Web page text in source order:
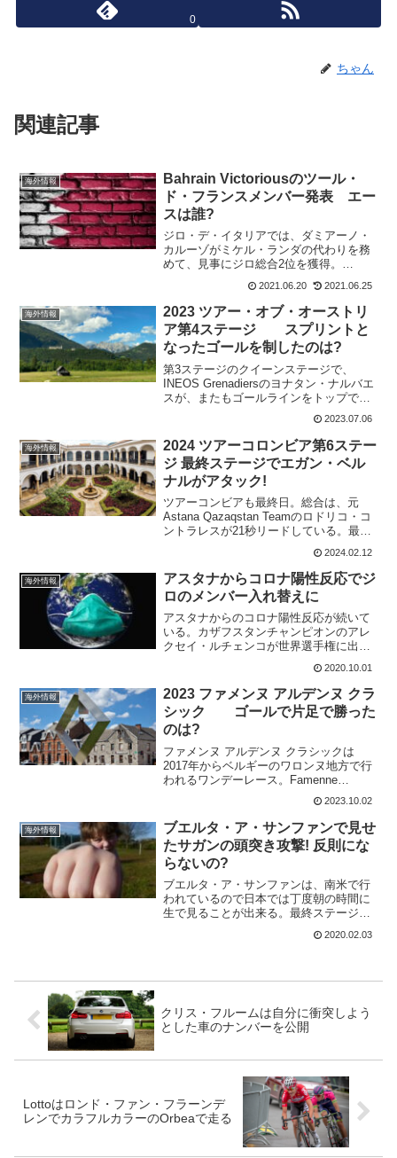
0
ちゃん
関連記事
海外情報
Bahrain Victoriousのツール・
ド・フランスメンバー発表 エー
スは誰?
ジロ・デ・イタリアでは、ダミアーノ・
カルーゾがミケル・ランダの代わりを務
めて、見事にジロ総合2位を獲得。
Bahrain Victoriousは、続くツール・ド・
フランスでも旋風を巻き起こせるか?
Bahrain Victoriousのツール・...
2021.06.20 2021.06.25
海外情報
2023 ツアー・オブ・オーストリ
ア第4ステージ スプリントと
なったゴールを制したのは?
第3ステージのクイーンステージで、
INEOS Grenadiersのヨナタン・ナルバエ
スが、またもゴールラインをトップで駆
け抜けて総合での勝利に近づいた。普段
はアシストだけど、これだけの力を秘め
ているのだから凄いことだ。第4ステージ
では、ゴ...
2023.07.06
海外情報
2024 ツアーコロンビア第6ステー
ジ 最終ステージでエガン・ベル
ナルがアタック!
ツアーコンビアも最終日。総合は、元
Astana Qazaqstan Teamのロドリコ・コ
ントラレスが21秒リードしている。最後
の山岳でワールドツアーライダーの意地
をみてみたい。リチャル・カラパス、エ
ガン・ベルナル、ナイロ・キンタナの奮
起を...
2024.02.12
海外情報
アスタナからコロナ陽性反応でジ
ロのメンバー入れ替えに
アスタナからのコロナ陽性反応が続いて
いる。カザフスタンチャンピオンのアレ
クセイ・ルチェンコが世界選手権に出れ
なかった。今回のコロナ陽性反応は世界
選手権に出場していたメンバーから出て
いる。しかも、一人は症状が出ていると
いうからまずい状況だ。二...
2020.10.01
海外情報
2023 ファメンヌ アルデンヌ クラ
シック ゴールで片足で勝った
のは?
ファメンヌ アルデンヌ クラシックは
2017年からベルギーのワロンヌ地方で行
われるワンデーレース。Famenne
Ardenne Classic(1.1)2022年からLottoが
スポンサーについているので長く続くこ
とを期待したい。公式サイ...
2023.10.02
海外情報
ブエルタ・ア・サンファンで見せ
たサガンの頭突き攻撃! 反則にな
らないの?
ブエルタ・ア・サンファンは、南米で行
われているので日本では丁度朝の時間に
生で見ることが出来る。最終ステージは
アルゼンチンのサンフアンを舞台にした
周回コース。市街地の環状道路であるシ
2020.02.03
クリス・フルームは自分に衝突しよう
とした車のナンバーを公開
Lottoはロンド・ファン・フラーンデ
レンでカラフルカラーのOrbeaで走る